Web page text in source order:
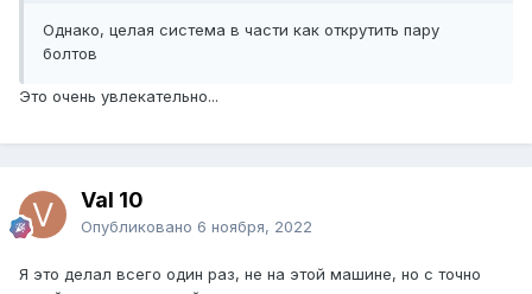
Однако, целая система в части как открутить пару
болтов
Это очень увлекательно...
Val 10
Опубликовано 6 ноября, 2022
Я это делал всего один раз, не на этой машине, но с точно